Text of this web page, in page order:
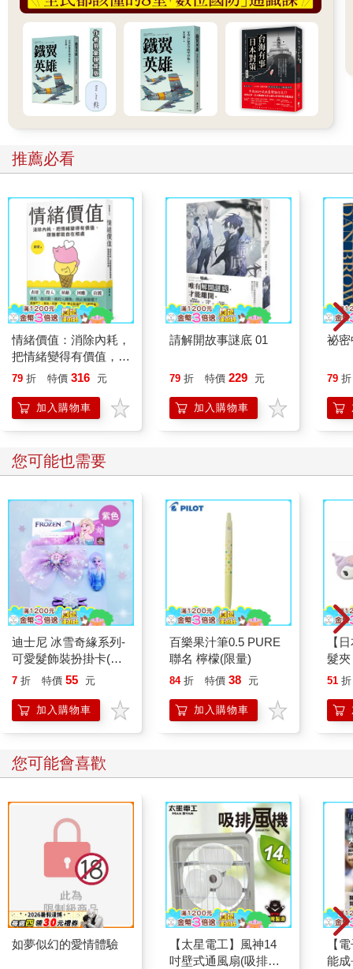
那時的我，幾乎每次月考都是全班第一名，但我其實不喜歡跟所
謂的「好學生」混在一起。我覺得他們太計較分數，太難相處。
我的死黨們，全是考試名次倒數的同學。跟他們在一起，我感到
輕鬆自在、無拘無束。
我們玩得瘋狂，為了怕媽媽聽到我偷跑出門的聲音，我不敢開正
門，而是將鞋子提在手上、赤腳翻過自家的圍牆溜出去。當然，
回家時我也早就做好了被狠狠修理的心理準備，但即使如此，我
依然樂此不疲。那時我非常羨慕我的死黨們，他們從來不會因為
「出去玩」而挨揍，只有在發成績單那天會被打，而我卻是為了
從小學一年級一路當班長到畢業的我就是個孩子王，在班上有兩
個任務：對內，協助老師維持秩序；對外，就是當班上同學被欺
負時，揪齊兄弟去討回公道。隨著跆拳道練到了黑帶，我在「執
行任務」時更是如虎添翼。代價就是，媽媽經常得來學校向被我
揍的同學家長道歉，然後把我拖回家再打一頓。
那時的大豐國小旁還是一片稻田，我家出去也就是一片田（現在
的二十張路靠近中正路一帶）。日子雖然偶有皮肉痛，但心靈是
富足的。假日姊姊練鋼琴，爸爸帶我們回汐止老家探親，一切看
似穩固而美好。
推薦必看
情緒價值：消除內耗，
把情緒變得有價值，跟
誰都能自在相處
79 折 特價 316 元
加入購物車
請解開故事謎底 01
79 折 特價 229 元
加入購物車
祕
79 折
您可能也需要
迪士尼 冰雪奇緣系列-
可愛髮飾裝扮掛卡(紫
色)
7 折 特價 55 元
加入購物車
百樂果汁筆0.5 PURE
聯名 檸檬(限量)
84 折 特價 38 元
加入購物車
【
髮
夾
51 折
您可能會喜歡
如夢似幻的愛情體驗
【太星電工】風神14
吋壁式通風扇(吸排風
【
能